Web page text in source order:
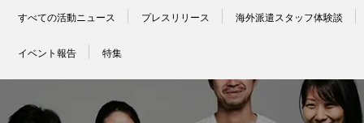
すべての活動ニュース プレスリリース 海外派遣スタッフ体験談
イベント報告 特集